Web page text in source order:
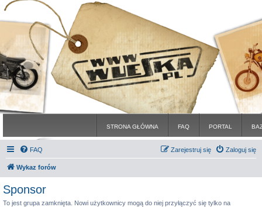
STRONA GŁÓWNA FAQ PORTAL
FAQ Zaloguj się
Zarejestruj się
Wykaz forów
Sponsor
To jest grupa zamknięta. Nowi użytkownicy mogą do niej przyłączyć się tylko na